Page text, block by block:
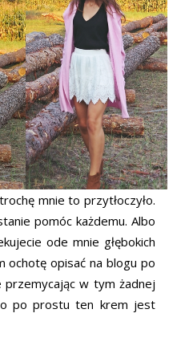
mnie to przytłoczyło.
pomóc każdemu. Albo
ode mnie głębokich
ochotę opisać na blogu po
w tym żadnej
po prostu ten krem jest